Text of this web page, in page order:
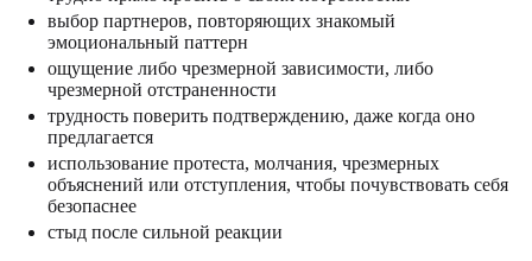
выбор партнеров, повторяющих знакомый
эмоциональный паттерн
ощущение либо чрезмерной зависимости, либо
чрезмерной отстраненности
трудность поверить подтверждению, даже когда оно
предлагается
использование протеста, молчания, чрезмерных
объяснений или отступления, чтобы почувствовать себя
безопаснее
стыд после сильной реакции